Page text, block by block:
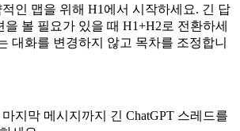
인 맵을 위해 H1에서 시작하세요. 긴 답
을 볼 필요가 있을 때 H1+H2로 전환하세
대화를 변경하지 않고 목차를 조정합니
지막 메시지까지 긴 ChatGPT 스레드를